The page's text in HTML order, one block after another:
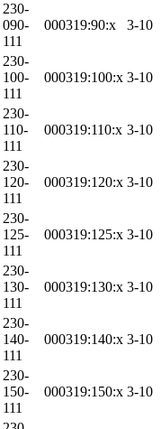
230-
090-
111
000319:90:x 3-10
230-
100-
111
000319:100:x 3-10
230-
110-
111
000319:110:x 3-10
230-
120-
111
000319:120:x 3-10
230-
125-
111
000319:125:x 3-10
230-
130-
111
000319:130:x 3-10
230-
140-
111
000319:140:x 3-10
230-
150-
111
000319:150:x 3-10